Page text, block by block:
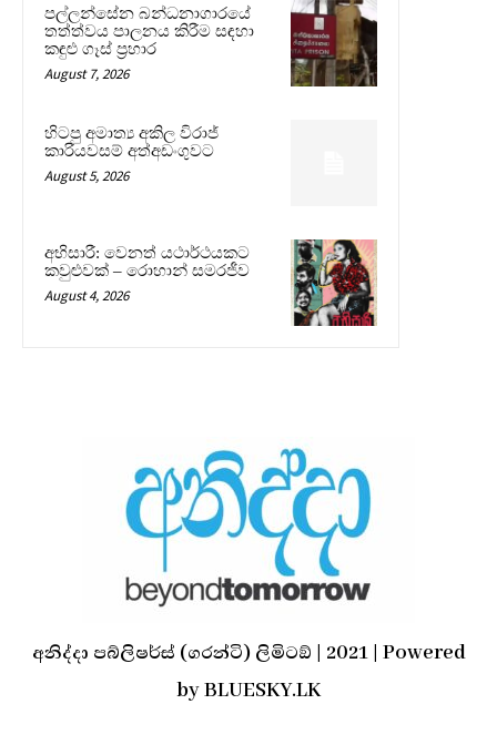
පල්ලන්සේන බන්ධනාගාරයේ
තත්ත්වය පාලනය කිරීම සඳහා
කඳුළු ගෑස් ප්‍රහාර
August 7, 2026
හිටපු අමාත්‍ය අකිල විරාජ්
කාරියවසම් අත්අඩංගුවට
August 5, 2026
අභිසාරී: වෙනත් යථාර්ථයකට
කවුළුවක් – රොහාන් සමරජීව
August 4, 2026
අනිද්දා පබ්ලිෂර්ස් (ගරන්ටි) ලිමිටඞ් | 2021 | Powered
by BLUESKY.LK